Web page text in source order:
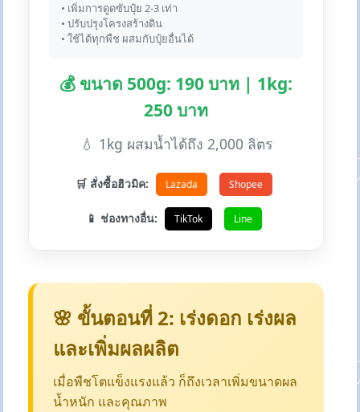
• เพิ่มการดูดซับปุ๋ย 2-3 เท่า
• ปรับปรุงโครงสร้างดิน
• ใช้ได้ทุกพืช ผสมกับปุ๋ยอื่นได้
💰 ขนาด 500g: 190 บาท | 1kg:
250 บาท
💧 1kg ผสมน้ำได้ถึง 2,000 ลิตร
🛒 สั่งซื้อฮิวมิค: Lazada Shopee
📱 ช่องทางอื่น: TikTok Line
🌸 ขั้นตอนที่ 2: เร่งดอก เร่งผล
และเพิ่มผลผลิต
เมื่อพืชโตแข็งแรงแล้ว ก็ถึงเวลาเพิ่มขนาดผล
น้ำหนัก และคุณภาพ